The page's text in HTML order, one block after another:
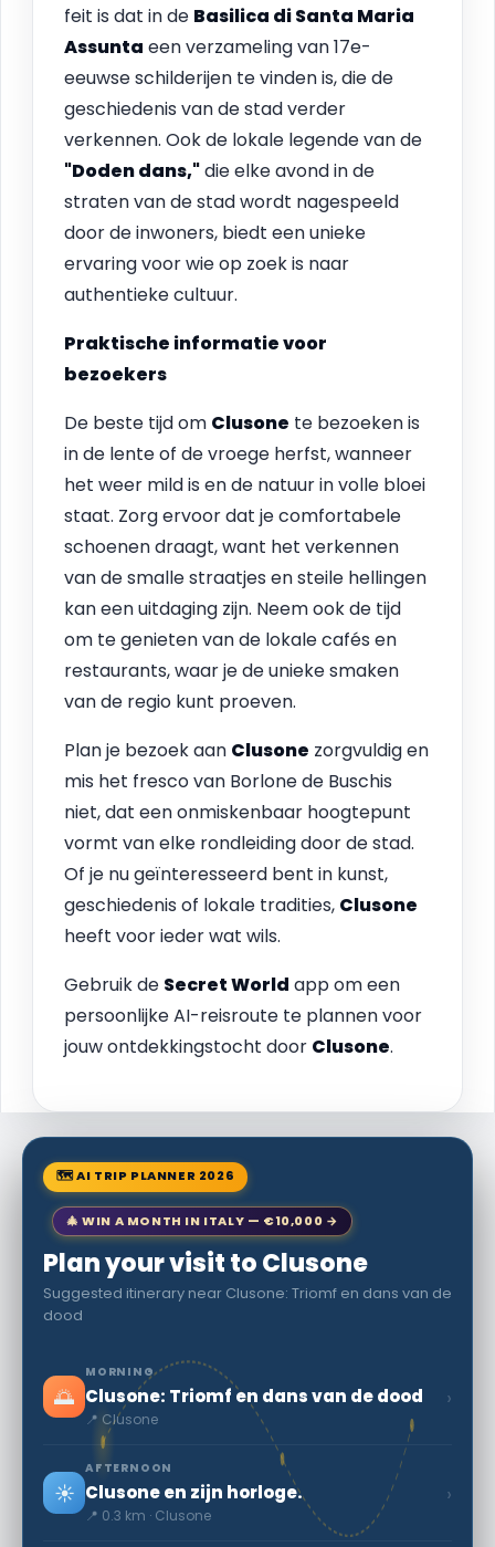
feit is dat in de Basilica di Santa Maria
Assunta een verzameling van 17e-
eeuwse schilderijen te vinden is, die de
geschiedenis van de stad verder
verkennen. Ook de lokale legende van de
"Doden dans,"die elke avond in de
straten van de stad wordt nagespeeld
door de inwoners, biedt een unieke
ervaring voor wie op zoek is naar
authentieke cultuur.
Praktische informatie voor
bezoekers
De beste tijd om Clusone te bezoeken is
in de lente of de vroege herfst, wanneer
het weer mild is en de natuur in volle bloei
staat. Zorg ervoor dat je comfortabele
schoenen draagt, want het verkennen
van de smalle straatjes en steile hellingen
kan een uitdaging zijn. Neem ook de tijd
om te genieten van de lokale cafés en
restaurants, waar je de unieke smaken
van de regio kunt proeven.
Plan je bezoek aan Clusone zorgvuldig en
mis het fresco van Borlone de Buschis
niet, dat een onmiskenbaar hoogtepunt
vormt van elke rondleiding door de stad.
Of je nu geïnteresseerd bent in kunst,
geschiedenis of lokale tradities, Clusone
heeft voor ieder wat wils.
Gebruik de Secret World app om een
persoonlijke AI-reisroute te plannen voor
jouw ontdekkingstocht door Clusone.
🗺 AI TRIP PLANNER 2026
🎄 WIN A MONTH IN ITALY — €10,000 →
Plan your visit to Clusone
Suggested itinerary near Clusone: Triomf en dans van de
dood
🌅
MORNING
Clusone: Triomf en dans van de dood
📍 Clusone
›
☀️
AFTERNOON
Clusone en zijn horloge.
📍 0.3 km · Clusone
›